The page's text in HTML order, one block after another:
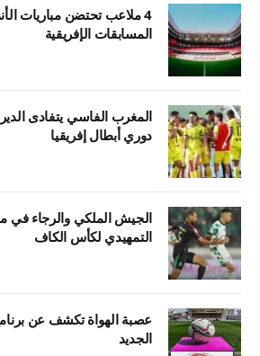
4 ملاعب تحتضن مباريات
المسابقات الإفريقية
المغرب الفاسي يتفادى
دوري أبطال إفريقيا
الجيش الملكي والرجاء في
التمهيدي لكأس الكاف
عصبة الهواة تكشف عن
الجديد